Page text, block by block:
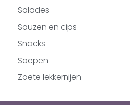
Salades
Sauzen en dips
Snacks
Soepen
Zoete lekkernijen